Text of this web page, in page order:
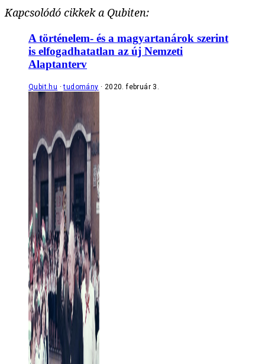
Kapcsolódó cikkek a Qubiten:
A történelem- és a magyartanárok szerint
is elfogadhatatlan az új Nemzeti
Alaptanterv
Qubit.hu tudomány 2020. február 3.